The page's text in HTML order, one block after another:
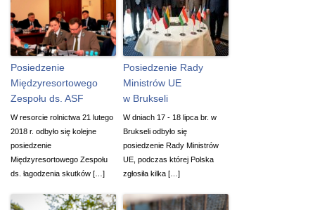
Posiedzenie
Międzyresortowego
Zespołu ds. ASF
W resorcie rolnictwa 21 lutego
2018 r. odbyło się kolejne
posiedzenie
Międzyresortowego Zespołu
ds. łagodzenia skutków […]
Posiedzenie Rady
Ministrów UE
w Brukseli
W dniach 17 - 18 lipca br. w
Brukseli odbyło się
posiedzenie Rady Ministrów
UE, podczas której Polska
zgłosiła kilka […]